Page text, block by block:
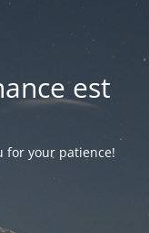
est
for your patience!